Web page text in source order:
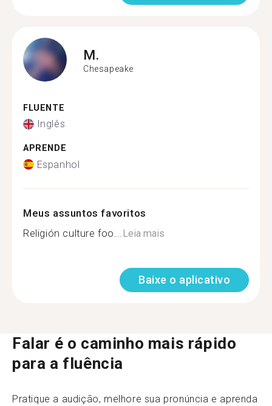
M.
Chesapeake
FLUENTE
Inglês
APRENDE
Espanhol
Meus assuntos favoritos
Religión culture foo... Leia mais
Baixe o aplicativo
Falar é o caminho mais rápido
para a fluência
Pratique a audição, melhore sua pronúncia e aprenda